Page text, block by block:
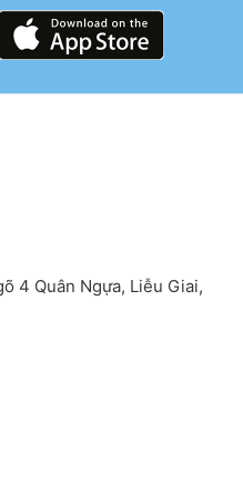
4 Quân Ngựa, Liễu Giai,